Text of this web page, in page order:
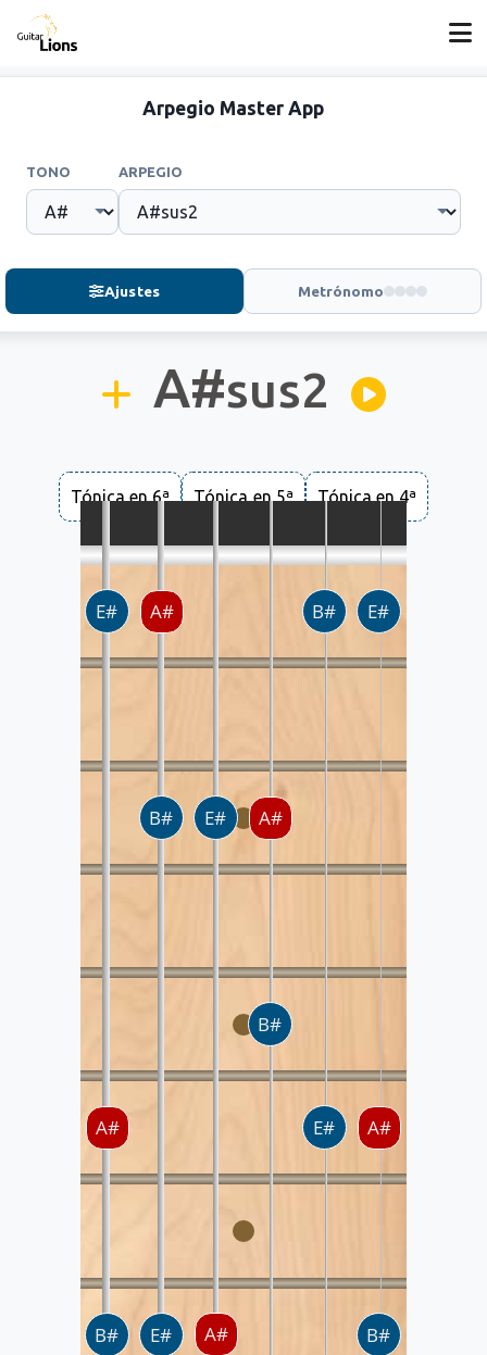
Arpegio Master App
TONO ARPEGIO
Ajustes Metrónomo
A#sus2
Tónica en 6ª Tónica en 5ª Tónica en 4ª